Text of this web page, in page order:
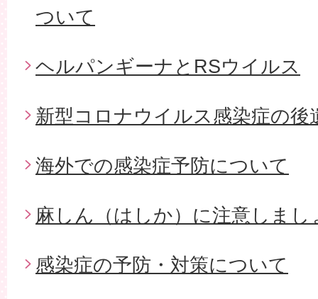
ついて
ヘルパンギーナとRSウイルス
新型コロナウイルス感染症の後
海外での感染症予防について
麻しん（はしか）に注意しまし
感染症の予防・対策について